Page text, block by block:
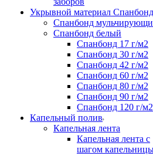
Укрывной материал Спанбонд
Спанбонд
Спанбонд белый
Спанбонд 17 г/м2
Спанбонд 30 г/м2
Спанбонд 42 г/м2
Спанбонд 60 г/м2
Спанбонд 80 г/м2
Спанбонд 90 г/м2
Спанбонд 120 г/м2
Капельный полив
Капельная лента
Капельная лента с
шагом